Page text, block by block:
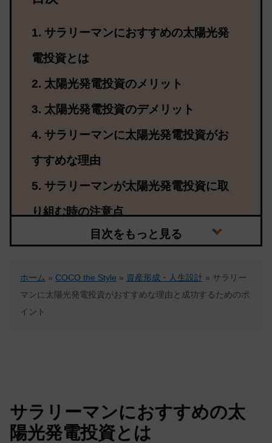
サラリーマンにおすすめの太陽光発
電投資とは
太陽光発電投資のメリット
太陽光発電投資のデメリット
サラリーマンに太陽光発電投資がお
すすめな理由
サラリーマンが太陽光発電投資に取
り組む時の注意点
ホーム » COCO the Style » 資産形成・人生設計 » サラリー
マンに太陽光発電投資がおすすめな理由と成功するためのポ
イント
サラリーマンにおすすめの太
陽光発電投資とは